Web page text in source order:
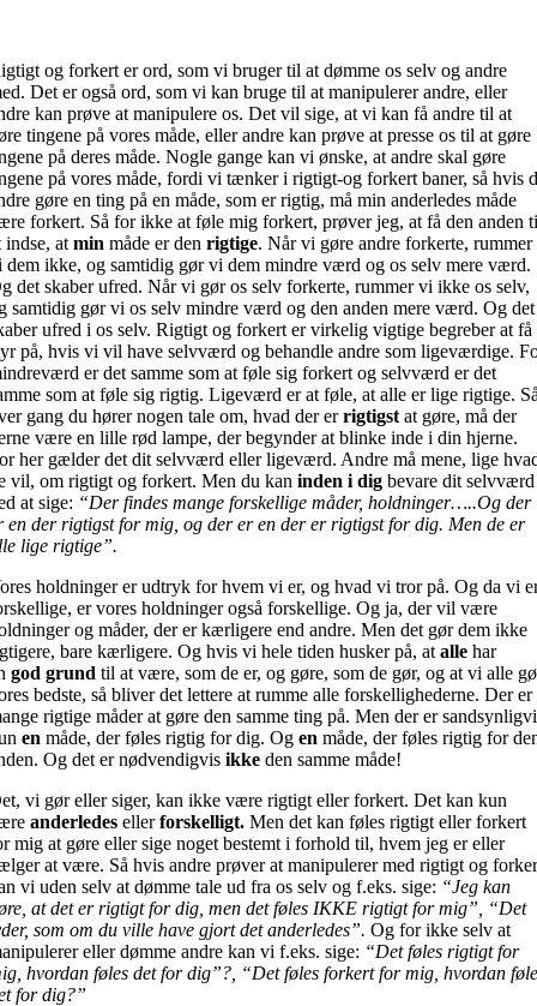
og forkert er ord, som vi bruger til at dømme os selv og andre
Det er også ord, som vi kan bruge til at manipulerer andre, eller
kan prøve at manipulere os. Det vil sige, at vi kan få andre til at
tingene på vores måde, eller andre kan prøve at presse os til at gøre
på deres måde. Nogle gange kan vi ønske, at andre skal gøre
på vores måde, fordi vi tænker i rigtigt-og forkert baner, så hvis
gøre en ting på en måde, som er rigtig, må min anderledes måde
forkert. Så for ikke at føle mig forkert, prøver jeg, at få den anden
indse, atmin måde er denrigtige. Når vi gøre andre forkerte, rummer
dem ikke, og samtidig gør vi dem mindre værd og os selv mere værd.
det skaber ufred. Når vi gør os selv forkerte, rummer vi ikke os selv,
samtidig gør vi os selv mindre værd og den anden mere værd. Og det
ufred i os selv. Rigtigt og forkert er virkelig vigtige begreber at få
på, hvis vi vil have selvværd og behandle andre som ligeværdige.
er det samme som at føle sig forkert og selvværd er det
som at føle sig rigtig. Ligeværd er at føle, at alle er lige rigtige.
gang du hører nogen tale om, hvad der errigtigst at gøre, må der
være en lille rød lampe, der begynder at blinke inde i din hjerne.
her gælder det dit selvværd eller ligeværd. Andre må mene, lige
vil, om rigtigt og forkert. Men du kaninden i dig bevare dit selvværd
at sige: “Der findes mange forskellige måder, holdninger…..Og der
en der rigtigst for mig, og der er en der er rigtigst for dig. Men de er
lige rigtige”.
holdninger er udtryk for hvem vi er, og hvad vi tror på. Og da vi
er vores holdninger også forskellige. Og ja, der vil være
og måder, der er kærligere end andre. Men det gør dem ikke
bare kærligere. Og hvis vi hele tiden husker på, atalle har
god grund til at være, som de er, og gøre, som de gør, og at vi alle
bedste, så bliver det lettere at rumme alle forskellighederne. Der er
rigtige måder at gøre den samme ting på. Men der er
enmåde, der føles rigtig for dig. Ogen måde, der føles rigtig for
Og det er nødvendigvisikke den samme måde!
vi gør eller siger, kan ikke være rigtigt eller forkert. Det kan kun
anderledesellerforskelligt.Men det kan føles rigtigt eller forkert
mig at gøre eller sige noget bestemt i forhold til, hvem jeg er eller
at være. Så hvis andre prøver at manipulerer med rigtigt og
vi uden selv at dømme tale ud fra os selv og f.eks. sige: “Jeg kan
at det er rigtigt for dig, men det føles IKKE rigtigt for mig”, “Det
som om du ville have gjort det anderledes”.Og for ikke selv at
eller dømme andre kan vi f.eks. sige: “Det føles rigtigt for
hvordan føles det for dig”?, “Det føles forkert for mig, hvordan
for dig?”